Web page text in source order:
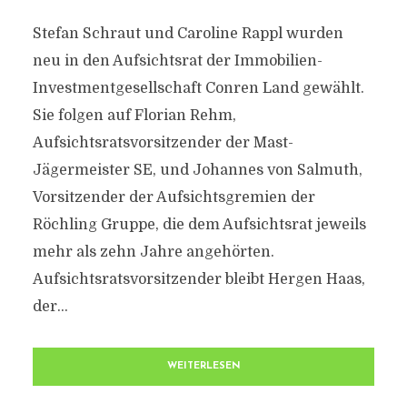
Stefan Schraut und Caroline Rappl wurden
neu in den Aufsichtsrat der Immobilien-
Investmentgesellschaft Conren Land gewählt.
Sie folgen auf Florian Rehm,
Aufsichtsratsvorsitzender der Mast-
Jägermeister SE, und Johannes von Salmuth,
Vorsitzender der Aufsichtsgremien der
Röchling Gruppe, die dem Aufsichtsrat jeweils
mehr als zehn Jahre angehörten.
Aufsichtsratsvorsitzender bleibt Hergen Haas,
der...
WEITERLESEN